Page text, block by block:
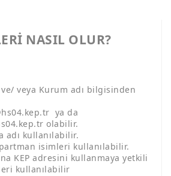
NASIL OLUR?
veya Kurum adı bilgisinden
ya da
olabilir.
adı kullanılabilir.
isimleri kullanılabilir.
KEP adresini kullanmaya yetkili
kullanılabilir